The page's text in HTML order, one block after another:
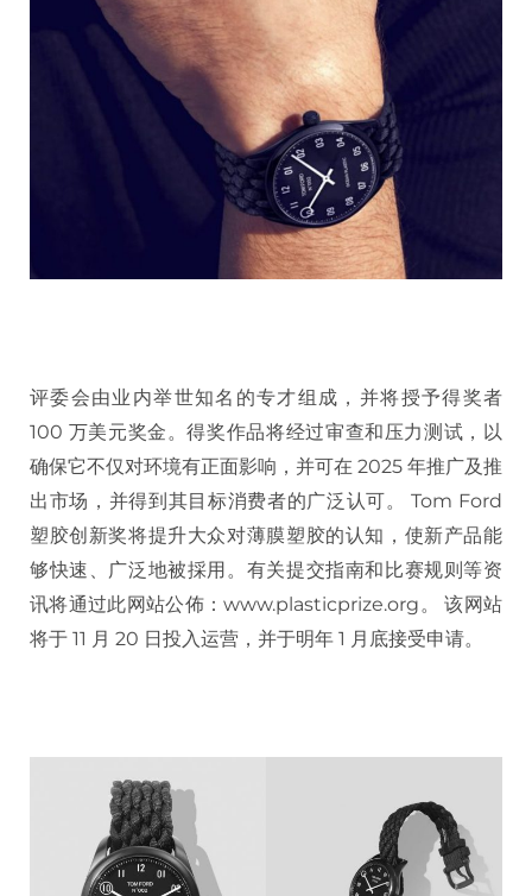
评委会由业内举世知名的专才组成，并将授予得奖者
100 万美元奖金。得奖作品将经过审查和压力测试，以
确保它不仅对环境有正面影响，并可在 2025 年推广及推
出市场，并得到其目标消费者的广泛认可。 Tom Ford
塑胶创新奖将提升大众对薄膜塑胶的认知，使新产品能
够快速、广泛地被採用。有关提交指南和比赛规则等资
讯将通过此网站公佈：www.plasticprize.org。 该网站
将于 11 月 20 日投入运营，并于明年 1 月底接受申请。